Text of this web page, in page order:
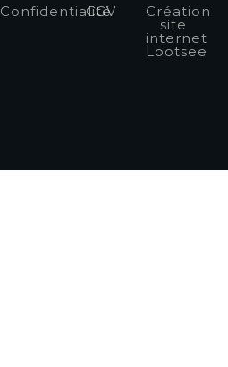
Confidentialité
CGV Création
site
internet
Lootsee